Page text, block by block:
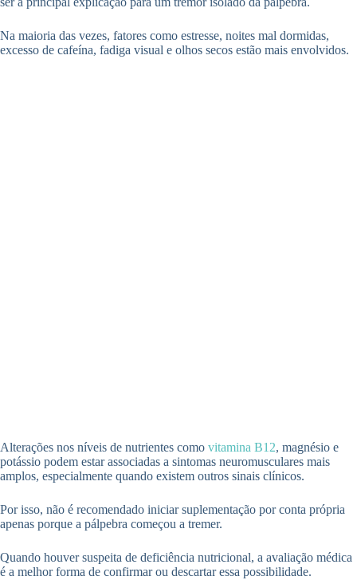
Na maioria das vezes, fatores como estresse, noites mal dormidas,
excesso de cafeína, fadiga visual e olhos secos estão mais envolvidos.
Alterações nos níveis de nutrientes como vitamina B12, magnésio e
potássio podem estar associadas a sintomas neuromusculares mais
amplos, especialmente quando existem outros sinais clínicos.
Por isso, não é recomendado iniciar suplementação por conta própria
apenas porque a pálpebra começou a tremer.
Quando houver suspeita de deficiência nutricional, a avaliação médica
é a melhor forma de confirmar ou descartar essa possibilidade.